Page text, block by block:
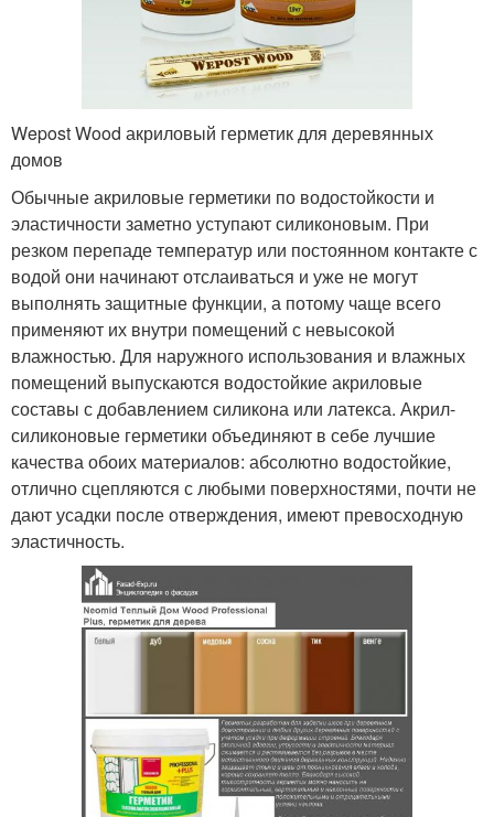
Wepost Wood акриловый герметик для деревянных
домов
Обычные акриловые герметики по водостойкости и
эластичности заметно уступают силиконовым. При
резком перепаде температур или постоянном контакте с
водой они начинают отслаиваться и уже не могут
выполнять защитные функции, а потому чаще всего
применяют их внутри помещений с невысокой
влажностью. Для наружного использования и влажных
помещений выпускаются водостойкие акриловые
составы с добавлением силикона или латекса. Акрил-
силиконовые герметики объединяют в себе лучшие
качества обоих материалов: абсолютно водостойкие,
отлично сцепляются с любыми поверхностями, почти не
дают усадки после отверждения, имеют превосходную
эластичность.